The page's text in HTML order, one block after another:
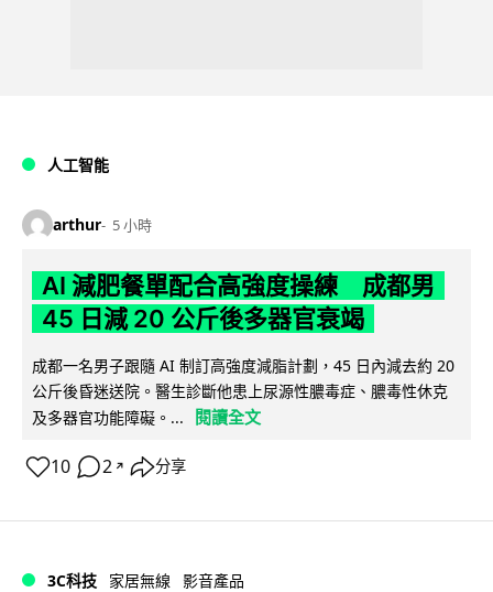
人工智能
arthur 5 小時
AI 減肥餐單配合高強度操練 成都男
45 日減 20 公斤後多器官衰竭
成都一名男子跟隨 AI 制訂高強度減脂計劃，45 日內減去約 20
公斤後昏迷送院。醫生診斷他患上尿源性膿毒症、膿毒性休克
及多器官功能障礙。...
閱讀全文
10 2 ↗ 分享
3C科技 家居無線 影音產品